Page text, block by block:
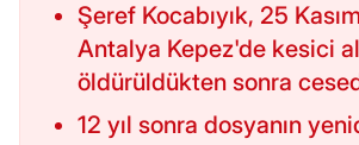
Şeref Kocabıyık, 25
Antalya Kepez'de kesici
öldürüldükten sonra
12 yıl sonra dosyanın